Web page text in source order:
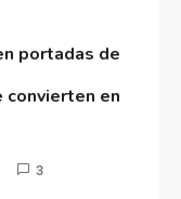
portadas de
convierten en
3